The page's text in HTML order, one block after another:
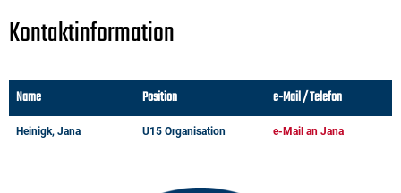
Kontaktinformation
Name Position e-Mail / Telefon
Heinigk, Jana U15 Organisation e-Mail an Jana